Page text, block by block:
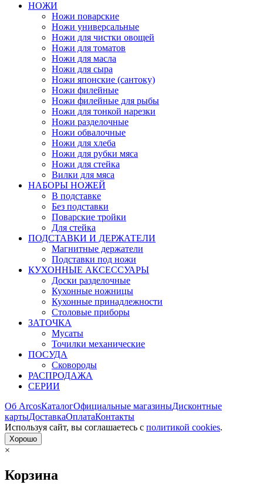
НОЖИ
Ножи поварские
Ножи универсальные
Ножи для чистки овощей
Ножи для томатов
Ножи для масла
Ножи для сыра
Ножи японские (сантоку)
Ножи филейные
Ножи филейные для рыбы
Ножи для тонкой нарезки
Ножи разделочные
Ножи обвалочные
Ножи для хлеба
Ножи для рубки мяса
Ножи для стейка
Вилки для мяса
НАБОРЫ НОЖЕЙ
В подставке
Без подставки
Поварские тройки
Для стейка
ПОДСТАВКИ И ДЕРЖАТЕЛИ
Магнитные держатели
Подставки под ножи
КУХОННЫЕ АКСЕССУАРЫ
Доски разделочные
Кухонные ножницы
Кухонные принадлежности
Столовые приборы
ЗАТОЧКА
Мусаты
Точилки механические
ПОСУДА
Сковороды
РАСПРОДАЖА
СЕРИИ
Об ArcosКаталогОфициальные магазиныДисконтные
картыДоставкаОплатаКонтакты
Используя сайт, вы согла­шаетесь с политикой cookies.
Хорошо
×
Корзина